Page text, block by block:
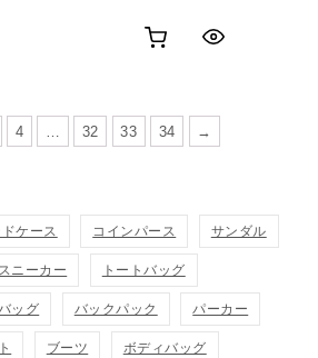
4 32 33 34 →
ケース コインパース サンダル
スニーカー トートバッグ
ッグ バックパック パーカー
ブーツ ボディバッグ